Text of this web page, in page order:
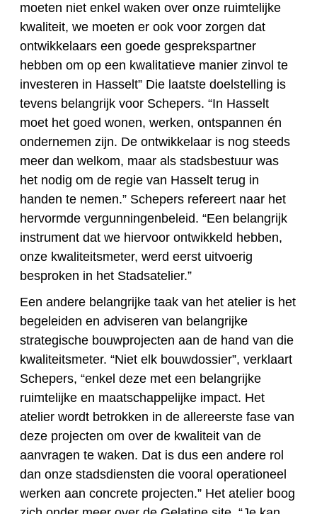
moeten niet enkel waken over onze ruimtelijke
kwaliteit, we moeten er ook voor zorgen dat
ontwikkelaars een goede gesprekspartner
hebben om op een kwalitatieve manier zinvol te
investeren in Hasselt” Die laatste doelstelling is
tevens belangrijk voor Schepers. “In Hasselt
moet het goed wonen, werken, ontspannen én
ondernemen zijn. De ontwikkelaar is nog steeds
meer dan welkom, maar als stadsbestuur was
het nodig om de regie van Hasselt terug in
handen te nemen.” Schepers refereert naar het
hervormde vergunningenbeleid. “Een belangrijk
instrument dat we hiervoor ontwikkeld hebben,
onze kwaliteitsmeter, werd eerst uitvoerig
besproken in het Stadsatelier.”
Een andere belangrijke taak van het atelier is het
begeleiden en adviseren van belangrijke
strategische bouwprojecten aan de hand van die
kwaliteitsmeter. “Niet elk bouwdossier”, verklaart
Schepers, “enkel deze met een belangrijke
ruimtelijke en maatschappelijke impact. Het
atelier wordt betrokken in de allereerste fase van
deze projecten om over de kwaliteit van de
aanvragen te waken. Dat is dus een andere rol
dan onze stadsdiensten die vooral operationeel
werken aan concrete projecten.” Het atelier boog